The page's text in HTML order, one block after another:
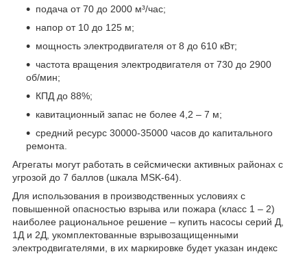
подача от 70 до 2000 м³/час;
напор от 10 до 125 м;
мощность электродвигателя от 8 до 610 кВт;
частота вращения электродвигателя от 730 до 2900
об/мин;
КПД до 88%;
кавитационный запас не более 4,2 – 7 м;
средний ресурс 30000-35000 часов до капитального
ремонта.
Агрегаты могут работать в сейсмически активных районах с
угрозой до 7 баллов (шкала MSK-64).
Для использования в производственных условиях с
повышенной опасностью взрыва или пожара (класс 1 – 2)
наиболее рациональное решение – купить насосы серий Д,
1Д и 2Д, укомплектованные взрывозащищенными
электродвигателями, в их маркировке будет указан индекс